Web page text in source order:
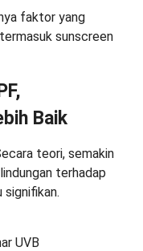
faktor yang
sunscreen
Baik
teori, semakin
terhadap
signifikan.
UVB